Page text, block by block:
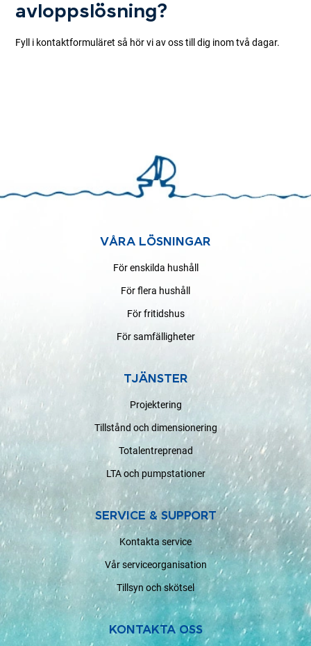
avloppslösning?
Fyll i kontaktformuläret så hör vi av oss till dig inom två dagar.
KONTAKTA OSS
VÅRA LÖSNINGAR
För enskilda hushåll
För flera hushåll
För fritidshus
För samfälligheter
TJÄNSTER
Projektering
Tillstånd och dimensionering
Totalentreprenad
LTA och pumpstationer
SERVICE & SUPPORT
Kontakta service
Vår serviceorganisation
Tillsyn och skötsel